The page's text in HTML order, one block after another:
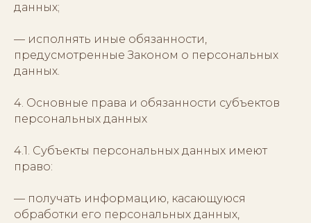
данных;
— исполнять иные обязанности,
предусмотренные Законом о персональных
данных.
4. Основные права и обязанности субъектов
персональных данных
4.1. Субъекты персональных данных имеют
право:
— получать информацию, касающуюся
обработки его персональных данных,